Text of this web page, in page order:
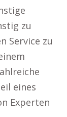
zu
Service zu
eines
Experten